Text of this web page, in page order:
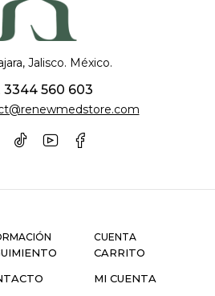
Jalisco. México.
3344 560 603
CUENTA
CARRITO
MI CUENTA